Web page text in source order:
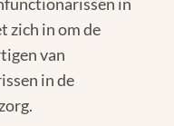
zich in om de
van
in de